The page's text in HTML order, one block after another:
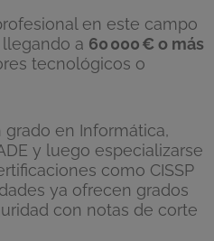
en este campo
llegando a 60000€ o más
tecnológicos o
en Informática,
y luego especializarse
como CISSP
ya ofrecen grados
con notas de corte